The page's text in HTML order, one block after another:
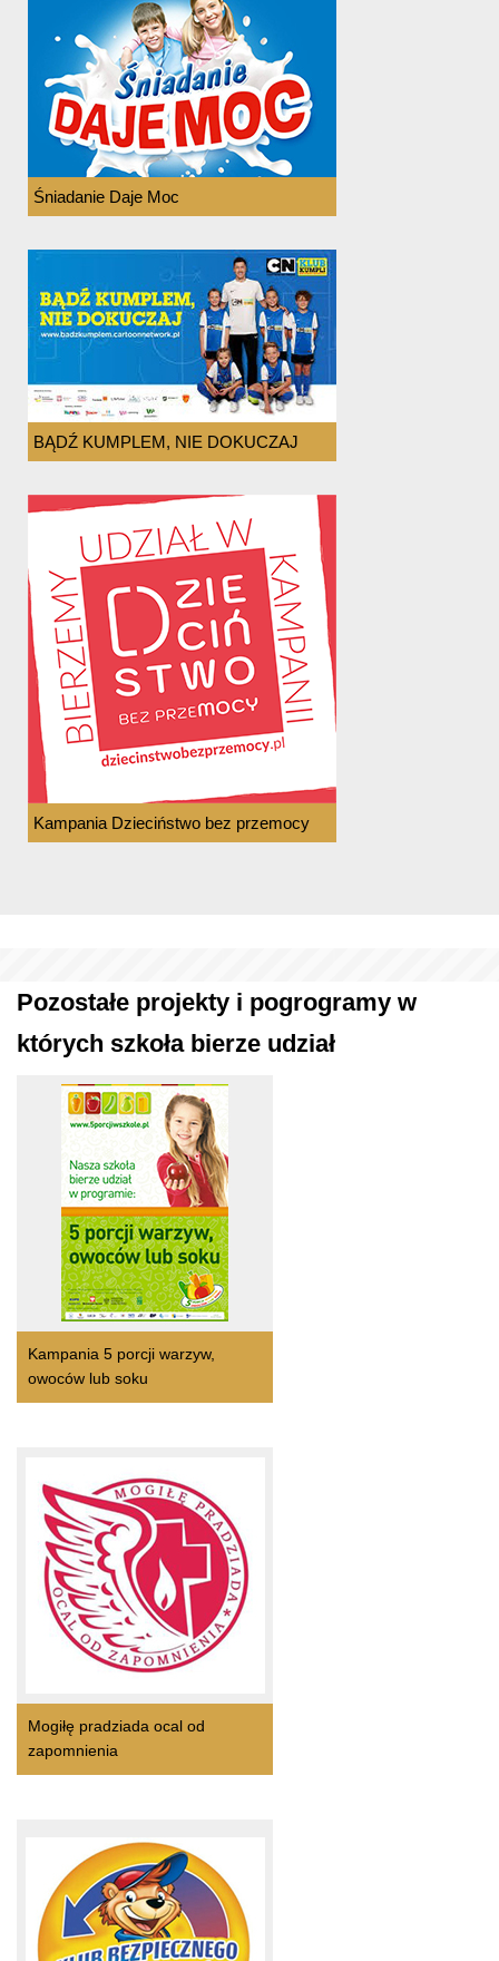
Śniadanie Daje Moc
BĄDŹ KUMPLEM, NIE DOKUCZAJ
Kampania Dzieciństwo bez przemocy
Pozostałe projekty i pogrogramy w
których szkoła bierze udział
Kampania 5 porcji warzyw,
owoców lub soku
Mogiłę pradziada ocal od
zapomnienia